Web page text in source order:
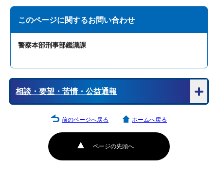
このページに関するお問い合わせ
警察本部刑事部鑑識課
相談・要望・苦情・公益通報
ページの先頭へ
前のページへ戻る ホームへ戻る